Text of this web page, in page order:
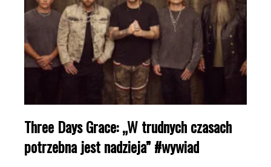
Three Days Grace: „W trudnych czasach
potrzebna jest nadzieja” #wywiad